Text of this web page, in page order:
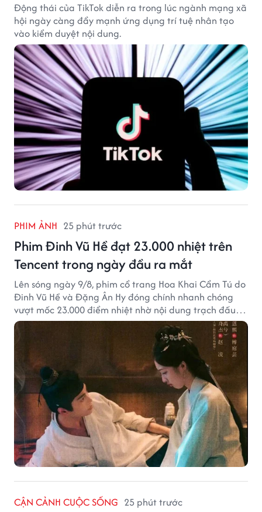
Động thái của TikTok diễn ra trong lúc ngành mạng xã
hội ngày càng đẩy mạnh ứng dụng trí tuệ nhân tạo
vào kiểm duyệt nội dung.
PHIM ẢNH 25 phút trước
Phim Đinh Vũ Hề đạt 23.000 nhiệt trên
Tencent trong ngày đầu ra mắt
Lên sóng ngày 9/8, phim cổ trang Hoa Khai Cẩm Tú do
Đinh Vũ Hề và Đặng Ân Hy đóng chính nhanh chóng
vượt mốc 23.000 điểm nhiệt nhờ nội dung trạch đấu
cuốn hút.
CẬN CẢNH CUỘC SỐNG 25 phút trước